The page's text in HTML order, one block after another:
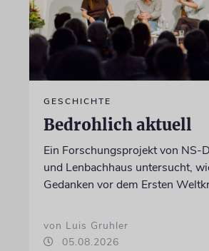
GESCHICHTE
Bedrohlich aktuell
Ein Forschungsprojekt von NS-
und Lenbachhaus untersucht,
Gedanken vor dem Ersten
von Luis Gruhler
05.08.2026